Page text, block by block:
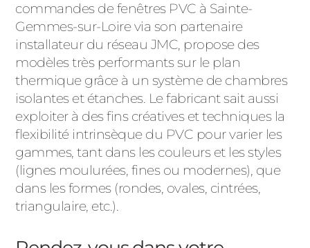
commandes de fenêtres PVC à Sainte-
Gemmes-sur-Loire via son partenaire
installateur du réseau JMC, propose des
modèles très performants sur le plan
thermique grâce à un système de chambres
isolantes et étanches. Le fabricant sait aussi
exploiter à des fins créatives et techniques la
flexibilité intrinsèque du PVC pour varier les
gammes, tant dans les couleurs et les styles
(lignes moulurées, fines ou modernes), que
dans les formes (rondes, ovales, cintrées,
triangulaire, etc.).